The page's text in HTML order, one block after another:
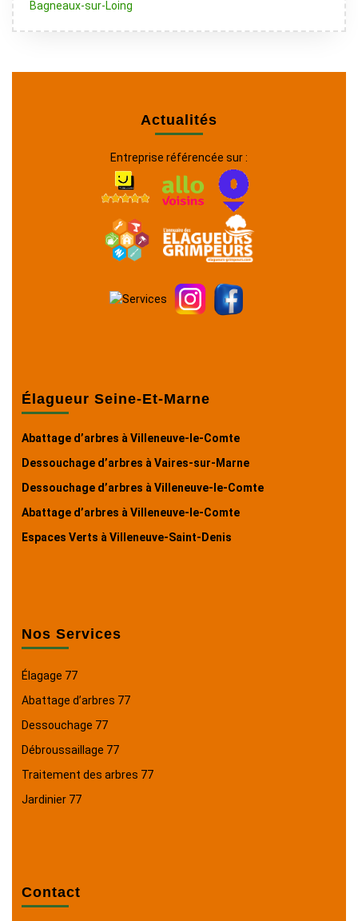
Bagneaux-sur-Loing
Actualités
Entreprise référencée sur :
Élagueur Seine-Et-Marne
Abattage d’arbres à Villeneuve-le-Comte
Dessouchage d’arbres à Vaires-sur-Marne
Dessouchage d’arbres à Villeneuve-le-Comte
Abattage d’arbres à Villeneuve-le-Comte
Espaces Verts à Villeneuve-Saint-Denis
Nos Services
Élagage 77
Abattage d’arbres 77
Dessouchage 77
Débroussaillage 77
Traitement des arbres 77
Jardinier 77
Contact